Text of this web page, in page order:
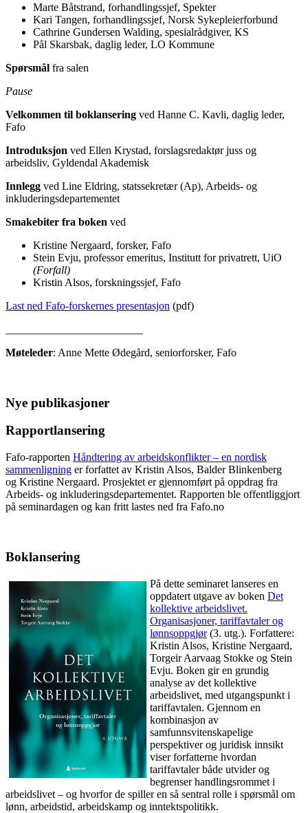
Marte Båtstrand, forhandlingssjef, Spekter
Kari Tangen, forhandlingssjef, Norsk Sykepleierforbund
Cathrine Gundersen Walding, spesialrådgiver, KS
Pål Skarsbak, daglig leder, LO Kommune
Spørsmål fra salen
Pause
Velkommen til boklansering ved Hanne C. Kavli, daglig leder,
Fafo
Introduksjon ved Ellen Krystad, forslagsredaktør juss og
arbeidsliv, Gyldendal Akademisk
Innlegg ved Line Eldring, statssekretær (Ap), Arbeids- og
inkluderingsdepartementet
Smakebiter fra boken ved
Kristine Nergaard, forsker, Fafo
Stein Evju, professor emeritus, Institutt for privatrett, UiO
(Forfall)
Kristin Alsos, forskningssjef, Fafo
Last ned Fafo-forskernes presentasjon (pdf)
Møteleder: Anne Mette Ødegård, seniorforsker, Fafo
Nye publikasjoner
Rapportlansering
Fafo-rapporten Håndtering av arbeidskonflikter – en nordisk
sammenligning er forfattet av Kristin Alsos, Balder Blinkenberg
og Kristine Nergaard. Prosjektet er gjennomført på oppdrag fra
Arbeids- og inkluderingsdepartementet. Rapporten ble offentliggjort
på seminardagen og kan fritt lastes ned fra Fafo.no
Boklansering
På dette seminaret lanseres en
oppdatert utgave av boken Det
kollektive arbeidslivet.
Organisasjoner, tariffavtaler og
lønnsoppgjør(3. utg.). Forfattere:
Kristin Alsos, Kristine Nergaard,
Torgeir Aarvaag Stokke og Stein
Evju. Boken gir en grundig
analyse av det kollektive
arbeidslivet, med utgangspunkt i
tariffavtalen. Gjennom en
kombinasjon av
samfunnsvitenskapelige
perspektiver og juridisk innsikt
viser forfatterne hvordan
tariffavtaler både utvider og
begrenser handlingsrommet i
arbeidslivet – og hvorfor de spiller en så sentral rolle i spørsmål om
lønn, arbeidstid, arbeidskamp og inntektspolitikk.